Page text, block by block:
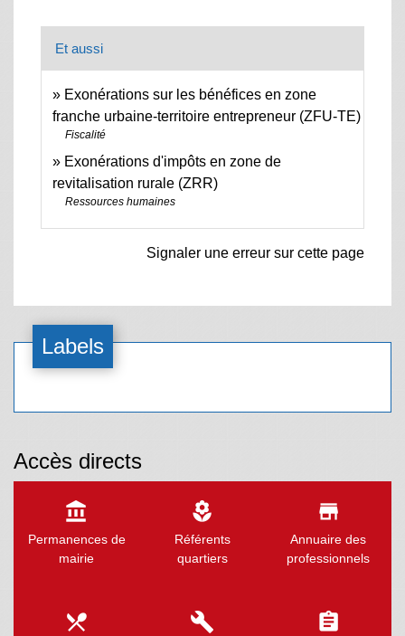
Et aussi
Exonérations sur les bénéfices en zone
franche urbaine-territoire entrepreneur (ZFU-TE)
Fiscalité
Exonérations d'impôts en zone de
revitalisation rurale (ZRR)
Ressources humaines
Signaler une erreur sur cette page
Labels
Accès directs
account_balance
Permanences de
mairie
local_florist
Référents
quartiers
store
Annuaire des
professionnels
local_dining build assignment